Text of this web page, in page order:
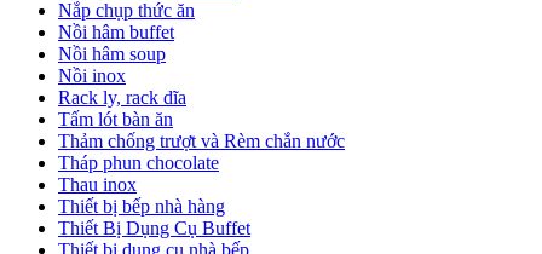
Nắp chụp thức ăn
Nồi hâm buffet
Nồi hâm soup
Nồi inox
Rack ly, rack dĩa
Tấm lót bàn ăn
Thảm chống trượt và Rèm chắn nước
Tháp phun chocolate
Thau inox
Thiết bị bếp nhà hàng
Thiết Bị Dụng Cụ Buffet
Thiết bị dụng cụ nhà bếp